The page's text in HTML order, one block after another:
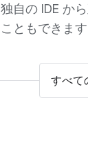
独自の IDE か
こともできます
すべて